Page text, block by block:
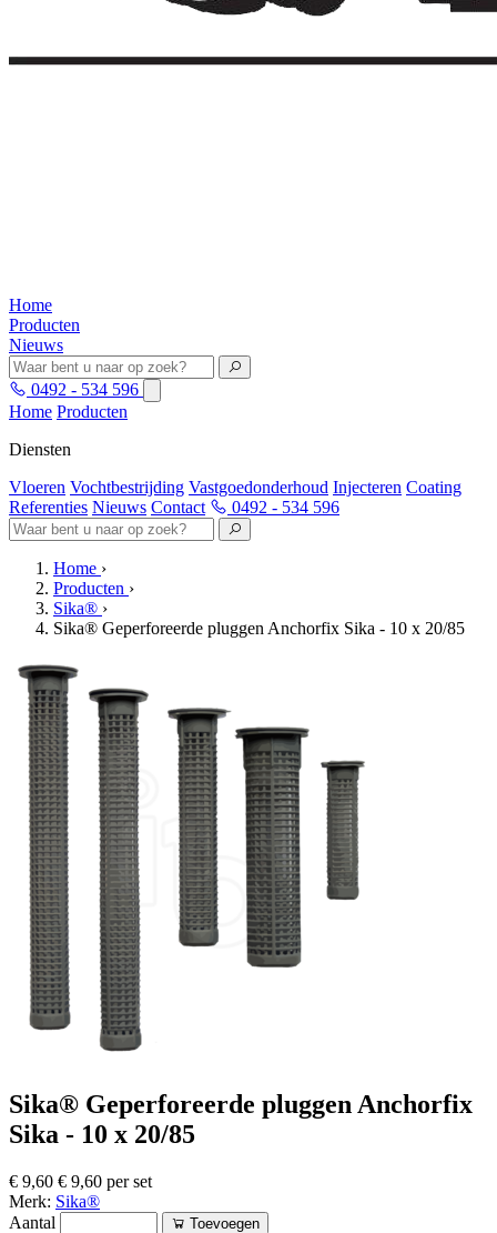
Home
Producten
Nieuws
0492 - 534 596
Home Producten
Diensten
Vloeren Vochtbestrijding Vastgoedonderhoud Injecteren Coating
Referenties Nieuws Contact 0492 - 534 596
Home ›
Producten ›
Sika® ›
Sika® Geperforeerde pluggen Anchorfix Sika - 10 x 20/85
Sika® Geperforeerde pluggen Anchorfix
Sika - 10 x 20/85
€ 9,60 € 9,60 per set
Merk: Sika®
Aantal
Toevoegen